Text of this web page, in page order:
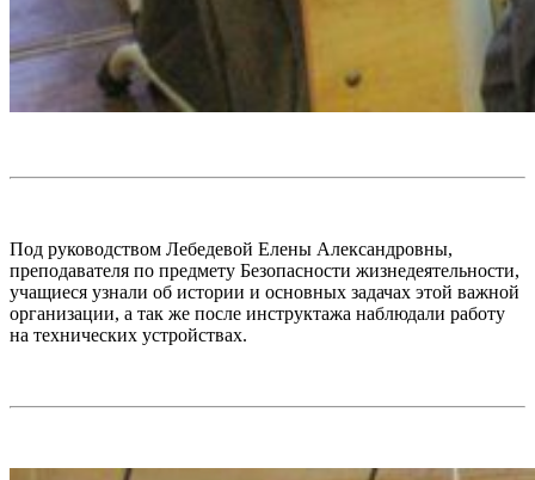
Под руководством Лебедевой Елены Александровны,
преподавателя по предмету Безопасности жизнедеятельности,
учащиеся узнали об истории и основных задачах этой важной
организации, а так же после инструктажа наблюдали работу
на технических устройствах.